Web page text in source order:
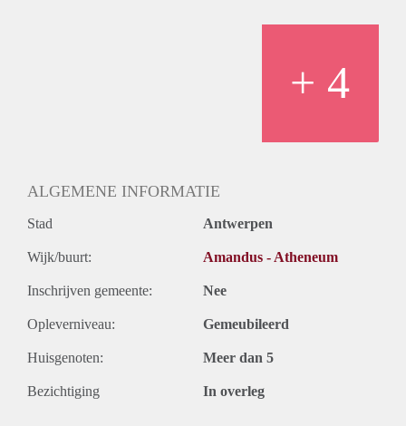
+ 4
ALGEMENE INFORMATIE
Stad Antwerpen
Wijk/buurt: Amandus - Atheneum
Inschrijven gemeente: Nee
Opleverniveau: Gemeubileerd
Huisgenoten: Meer dan 5
Bezichtiging In overleg